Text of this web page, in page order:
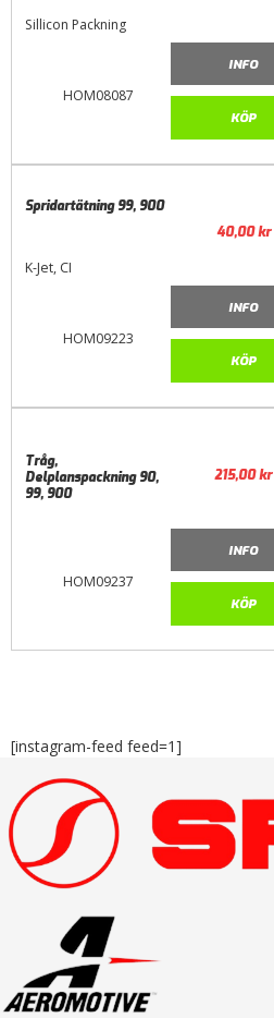
HOM08087
Sillicon Packning
INFO
KÖP
HOM09223
Spridartätning 99, 900
K-Jet, CI
40,00kr
INFO
KÖP
HOM09237
Tråg,
Delplanspackning 90,
99, 900
215,00kr
INFO
KÖP
[instagram-feed feed=1]